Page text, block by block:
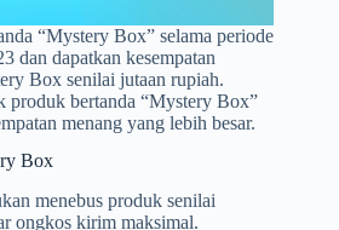
“Mystery Box” selama periode
dan dapatkan kesempatan
Box senilai jutaan rupiah.
produk bertanda “Mystery Box”
menang yang lebih besar.
Box
menebus produk senilai
ongkos kirim maksimal.